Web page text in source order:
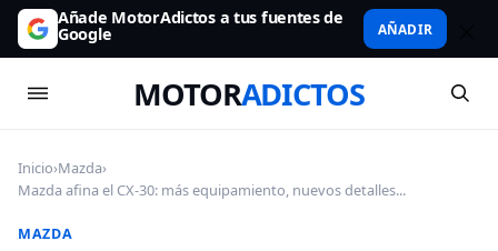
Añade MotorAdictos a tus fuentes de
Google AÑADIR
MOTORADICTOS
Inicio›Mazda›
Mazda afina el CX-30: más equipamiento, nuevos detalles...
MAZDA